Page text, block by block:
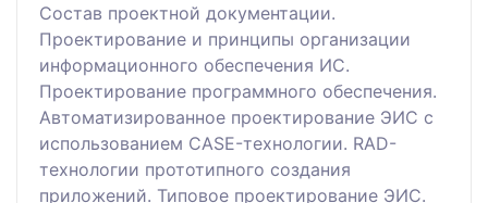
Состав проектной документации.
Проектирование и принципы организации
информационного обеспечения ИС.
Проектирование программного обеспечения.
Автоматизированное проектирование ЭИС с
использованием CASE-технологии. RAD-
технологии прототипного создания
приложений. Типовое проектирование ЭИС.